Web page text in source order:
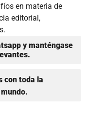
en materia de
editorial,
y manténgase
con toda la